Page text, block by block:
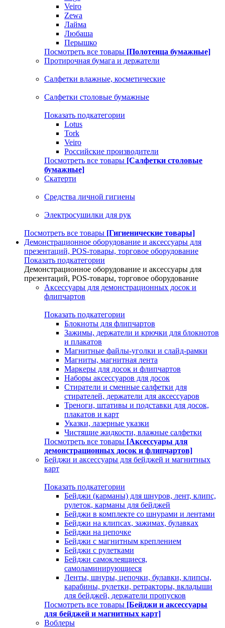
Veiro
Zewa
Лайма
Любаша
Перышко
Посмотреть все товары [Полотенца бумажные]
Протирочная бумага и держатели
Салфетки влажные, косметические
Салфетки столовые бумажные
Показать подкатегории
Lotus
Tork
Veiro
Российские производители
Посмотреть все товары [Салфетки столовые
бумажные]
Скатерти
Средства личной гигиены
Электросушилки для рук
Посмотреть все товары [Гигиенические товары]
Демонстрационное оборудование и аксессуары для
презентаций, POS-товары, торговое оборудование
Показать подкатегории
Демонстрационное оборудование и аксессуары для
презентаций, POS-товары, торговое оборудование
Аксессуары для демонстрационных досок и
флипчартов
Показать подкатегории
Блокноты для флипчартов
Зажимы, держатели и крючки для блокнотов
и плакатов
Магнитные файлы-уголки и слайд-рамки
Магниты, магнитная лента
Маркеры для досок и флипчартов
Наборы аксессуаров для досок
Стиратели и сменные салфетки для
стирателей, держатели для аксессуаров
Треноги, штативы и подставки для досок,
плакатов и карт
Указки, лазерные указки
Чистящие жидкости, влажные салфетки
Посмотреть все товары [Аксессуары для
демонстрационных досок и флипчартов]
Бейджи и аксессуары для бейджей и магнитных
карт
Показать подкатегории
Бейджи (карманы) для шнуров, лент, клипс,
рулеток, карманы для бейджей
Бейджи в комплекте со шнурами и лентами
Бейджи на клипсах, зажимах, булавках
Бейджи на цепочке
Бейджи с магнитным креплением
Бейджи с рулетками
Бейджи самоклеящиеся,
самоламинирующиеся
Ленты, шнуры, цепочки, булавки, клипсы,
карабины, рулетки, ретракторы, вкладыши
для бейджей, держатели пропусков
Посмотреть все товары [Бейджи и аксессуары
для бейджей и магнитных карт]
Воблеры